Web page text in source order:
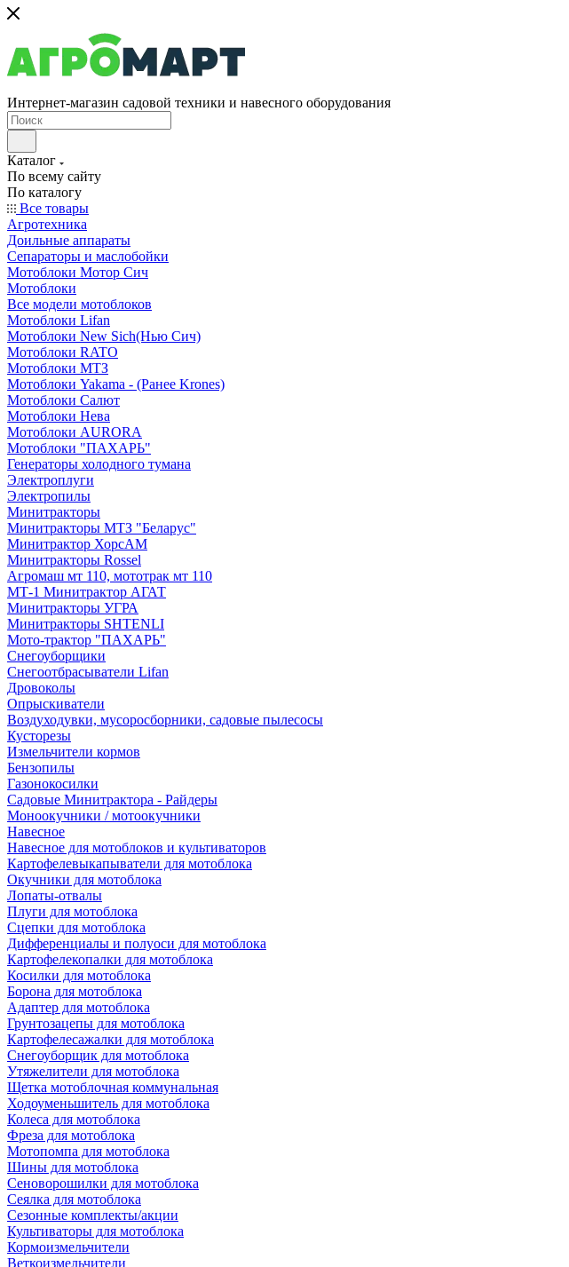
Интернет-магазин садовой техники и навесного оборудования
Каталог
По всему сайту
По каталогу
Все товары
Агротехника
Доильные аппараты
Сепараторы и маслобойки
Мотоблоки Мотор Сич
Мотоблоки
Все модели мотоблоков
Мотоблоки Lifan
Мотоблоки New Sich(Нью Сич)
Мотоблоки RATO
Мотоблоки МТЗ
Мотоблоки Yakama - (Ранее Krones)
Мотоблоки Салют
Мотоблоки Нева
Мотоблоки AURORA
Мотоблоки "ПАХАРЬ"
Генераторы холодного тумана
Электроплуги
Электропилы
Минитракторы
Минитракторы МТЗ "Беларус"
Минитрактор ХорсАМ
Минитракторы Rossel
Агромаш мт 110, мототрак мт 110
МТ-1 Минитрактор АГАТ
Минитракторы УГРА
Минитракторы SHTENLI
Мото-трактор "ПАХАРЬ"
Снегоуборщики
Снегоотбрасыватели Lifan
Дровоколы
Опрыскиватели
Воздуходувки, мусоросборники, cадовые пылесосы
Кусторезы
Измельчители кормов
Бензопилы
Газонокосилки
Садовые Минитрактора - Райдеры
Моноокучники / мотоокучники
Навесное
Навесное для мотоблоков и культиваторов
Картофелевыкапыватели для мотоблока
Окучники для мотоблока
Лопаты-отвалы
Плуги для мотоблока
Сцепки для мотоблока
Дифференциалы и полуоси для мотоблока
Картофелекопалки для мотоблока
Косилки для мотоблока
Борона для мотоблока
Адаптер для мотоблока
Грунтозацепы для мотоблока
Картофелесажалки для мотоблока
Снегоуборщик для мотоблока
Утяжелители для мотоблока
Щетка мотоблочная коммунальная
Ходоуменьшитель для мотоблока
Колеса для мотоблока
Фреза для мотоблока
Мотопомпа для мотоблока
Шины для мотоблока
Сеноворошилки для мотоблока
Сеялка для мотоблока
Сезонные комплекты/акции
Культиваторы для мотоблока
Кормоизмельчители
Веткоизмельчители